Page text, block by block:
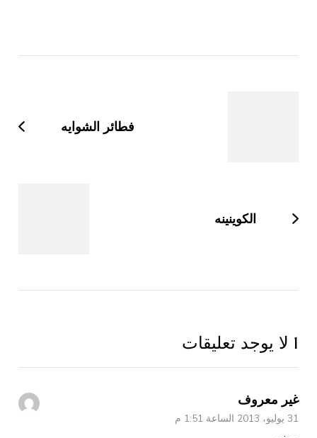
فطائر الشوايه
الكوينينه
1 لا يوجد تعليقات
غير معروف
31 يوليو، 2013 الساعة 1:51 م